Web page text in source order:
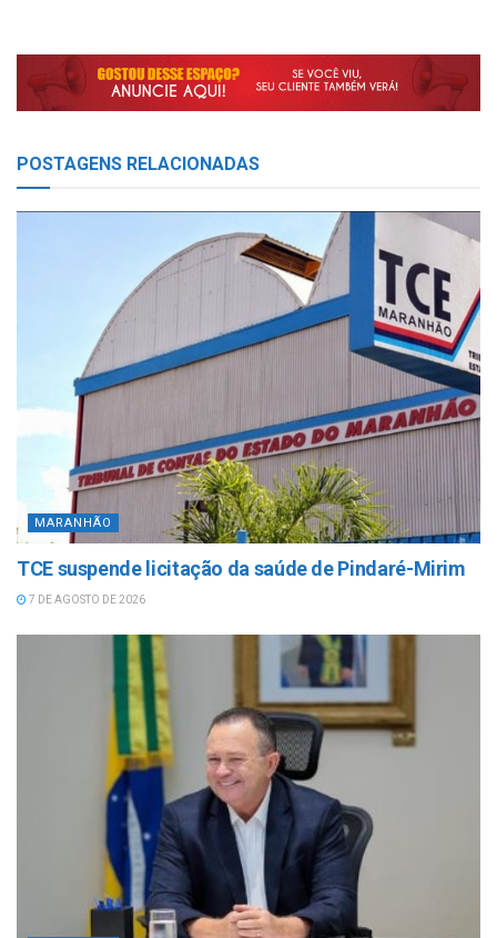
POSTAGENS RELACIONADAS
MARANHÃO
TCE suspende licitação da saúde de Pindaré-Mirim
7 DE AGOSTO DE 2026